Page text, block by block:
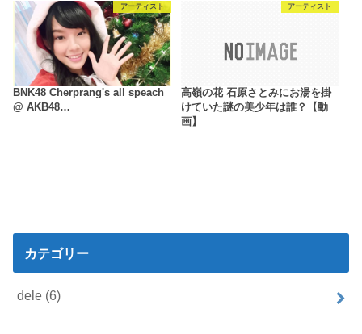
アーティスト
BNK48 Cherprang's all speach
@ AKB48…
アーティスト
高嶺の花 石原さとみにお湯を掛
けていた謎の美少年は誰？【動
画】
カテゴリー
dele (6)